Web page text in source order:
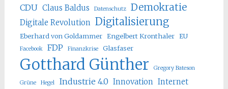
CDU Claus Baldus Datenschutz Demokratie
Digitale Revolution Digitalisierung
Eberhard von Goldammer Engelbert Kronthaler EU
Facebook FDP Finanzkrise Glasfaser
Gotthard Günther Gregory Bateson
Grüne Hegel Industrie 4.0 Innovation Internet